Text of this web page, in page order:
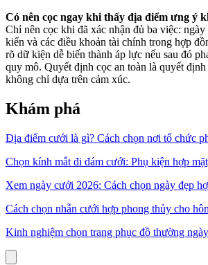
Có nên cọc ngay khi thấy địa điểm ưng ý
Chỉ nên cọc khi đã xác nhận đủ ba việc:
kiến và các điều khoản tài chính trong hợp
rõ dữ kiện dễ biến thành áp lực nếu sau đó
quy mô. Quyết định cọc an toàn là quyết
không chỉ dựa trên cảm xúc.
Khám phá
Địa điểm cưới là gì? Cách chọn nơi tổ chức
Chọn kính mắt đi đám cưới: Phụ kiện hợp
Xem ngày cưới 2026: Cách chọn ngày đẹp
Cách chọn nhẫn cưới hợp phong thủy cho
Kinh nghiệm chọn trang phục đồ thường